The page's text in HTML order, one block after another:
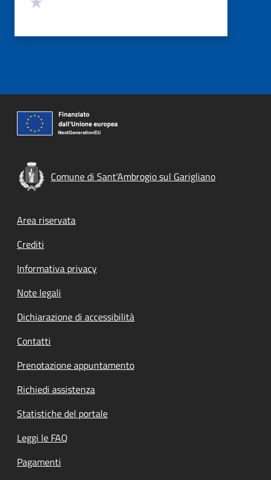
Comune di Sant'Ambrogio sul Garigliano
Footer menu
Area riservata
Crediti
Informativa privacy
Note legali
Dichiarazione di accessibilità
Contatti
Prenotazione appuntamento
Richiedi assistenza
Statistiche del portale
Leggi le FAQ
Pagamenti